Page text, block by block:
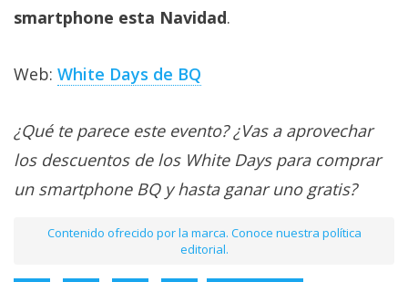
smartphone esta Navidad.
Web: White Days de BQ
¿Qué te parece este evento? ¿Vas a aprovechar
los descuentos de los White Days para comprar
un smartphone BQ y hasta ganar uno gratis?
Contenido ofrecido por la marca. Conoce nuestra política
editorial.